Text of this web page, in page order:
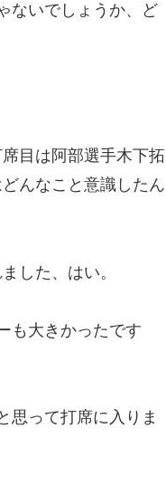
ないでしょうか、ど
目は阿部選手木下拓
んなこと意識したん
した、はい。
も大きかったです
思って打席に入りま